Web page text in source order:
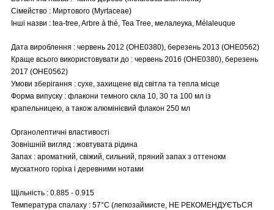
Сімейство : Миртового (Myrtaceae)
Інші назви : tea-tree, Arbre à thé, Tea Tree, мелалеука, Mélaleuque
Дата вироблення : червень 2012 (OHE0380), березень 2013 (OHE0562)
Краще всього використовувати до : червень 2016 (OHE0380), березень
2017 (OHE0562)
Умови зберігання : сухе, захищене від світла та тепла місце
Форма випуску : флакони темного скла 10, 30 та 100 мл із
крапельницею, а також алюмінієвий флакон 250 мл
Органолептичні властивості
Зовнішній вигляд : жовтувата рідина
Запах : ароматний, свіжий, сильний, пряний запах з оттенокм
мускатного горіха і деревними нотами
Щільність : 0.885 - 0.915
Температура спалаху : 57°C (легкозаймисте, НЕ РЕКОМЕНДУЄТЬСЯ